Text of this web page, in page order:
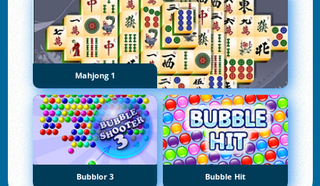
Mahjong 1
Bubblor 3 Bubble Hit